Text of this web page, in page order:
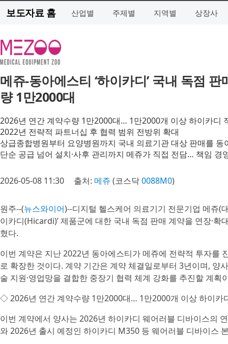
보도자료 홈 산업별 주제별 지역별 상장사
메쥬-동아에스티 ‘하이카디’ 국내 독점
량 1만2000대
2026년 연간 계약수량 1만2000대… 1만2000개 이상 하이카디
2022년 전략적 파트너십 후 협력 범위 전방위 확대
상급종합병원부터 요양병원까지 국내 의료기관 대상 판매를 동
단순 공급 넘어 설치·사후 관리까지 메쥬가 직접 전담… 책임 경
2026-05-08 11:30 출처: 메쥬 (코스닥0088M0)
원주--(뉴스와이어)--디지털 헬스케어 의료기기 전문기업 메쥬(
이카디(Hicardi)’ 제품군에 대한 국내 독점 판매 계약을 연장·
혔다.
이번 계약은 지난 2022년 동아에스티가 메쥬에 전략적 투자를
로 확장한 것이다. 계약 기간은 계약 체결일로부터 3년이며, 양
술 지원·영업망을 결합한 중장기 협력 체계 강화를 추진할 계획
◇ 2026년 연간 계약수량 1만2000대… 1만2000개 이상 하이카
이번 계약에서 양사는 2026년 하이카디 웨어러블 디바이스의
와 2026년 출시 예정인 하이카디 M350 등 웨어러블 디바이스